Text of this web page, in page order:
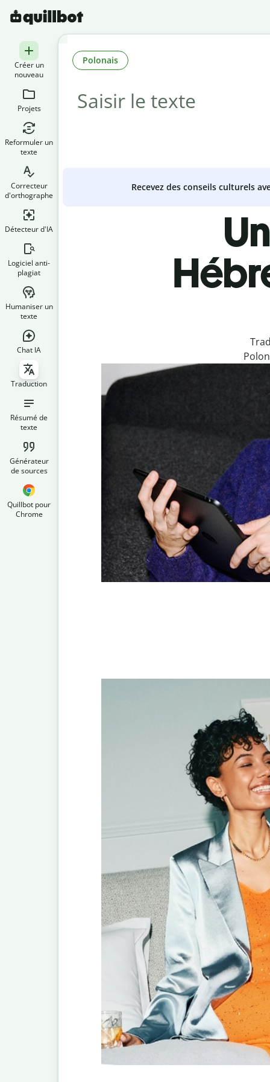
Créer un
nouveau
Projets
Reformuler un
texte
Correcteur
d'orthographe
Détecteur d'IA
Logiciel anti-
plagiat
Humaniser un
texte
Chat IA
Traduction
Résumé de
texte
Générateur
de sources
Quillbot pour
Chrome
Polonais
Recevez des conseils culturels